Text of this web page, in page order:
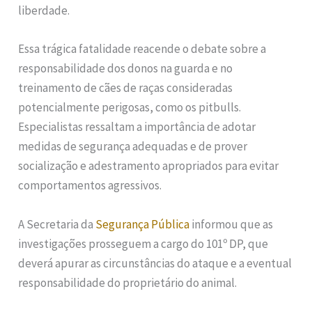
liberdade.
Essa trágica fatalidade reacende o debate sobre a
responsabilidade dos donos na guarda e no
treinamento de cães de raças consideradas
potencialmente perigosas, como os pitbulls.
Especialistas ressaltam a importância de adotar
medidas de segurança adequadas e de prover
socialização e adestramento apropriados para evitar
comportamentos agressivos.
A Secretaria da Segurança Públicainformou que as
investigações prosseguem a cargo do 101º DP, que
deverá apurar as circunstâncias do ataque e a eventual
responsabilidade do proprietário do animal.